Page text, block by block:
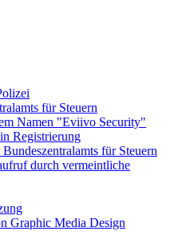
für Steuern
Namen "Eviivo Security"
Registrierung
für Steuern
durch vermeintliche
Graphic Media Design